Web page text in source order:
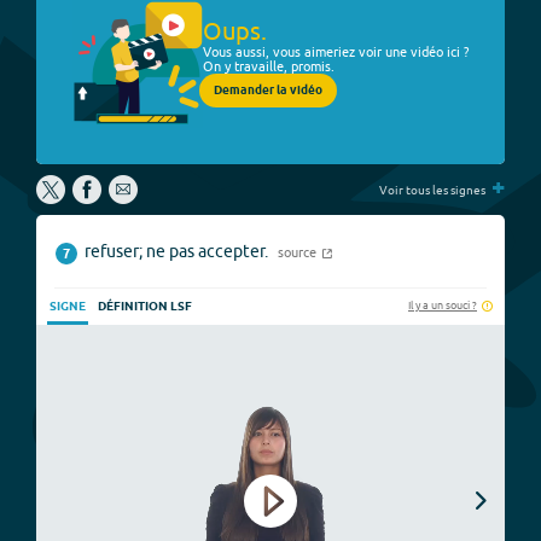
Oups.
Vous aussi, vous aimeriez voir une vidéo ici ?
On y travaille, promis.
Demander la vidéo
Voir tous les signes +
7 refuser; ne pas accepter. source
SIGNE DÉFINITION LSF Il y a un souci ?
Play